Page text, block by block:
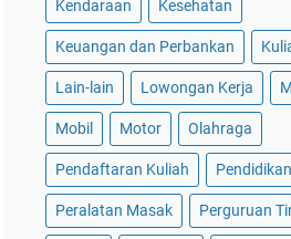
Kendaraan Kesehatan
Keuangan dan Perbankan
Lain-lain Lowongan Kerja
Mobil Motor Olahraga
Pendaftaran Kuliah Pendidikan
Peralatan Masak Perguruan